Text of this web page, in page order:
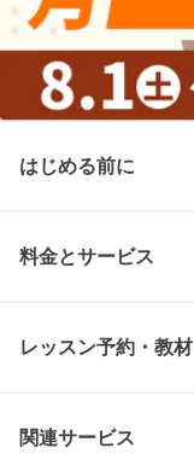
はじめる前に
料金とサービス
レッスン予約・教材
関連サービス